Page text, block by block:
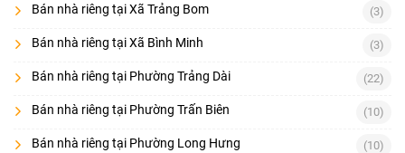
Bán nhà riêng tại Xã Trảng Bom (3)
Bán nhà riêng tại Xã Bình Minh (3)
Bán nhà riêng tại Phường Trảng Dài (22)
Bán nhà riêng tại Phường Trấn Biên (10)
Bán nhà riêng tại Phường Long Hưng (10)